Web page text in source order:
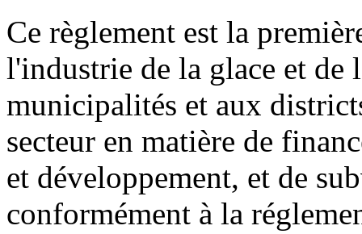
Ce règlement est la
l'industrie de la glace et de
municipalités et aux
secteur en matière de
et développement, et de
conformément à la